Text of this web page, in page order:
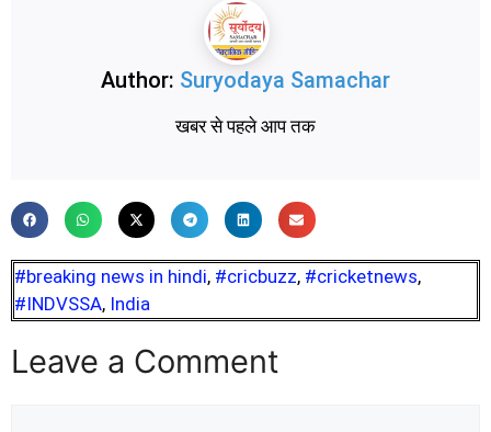
Author: Suryodaya Samachar
खबर से पहले आप तक
#breaking news in hindi, #cricbuzz, #cricketnews,
#INDVSSA, India
Leave a Comment